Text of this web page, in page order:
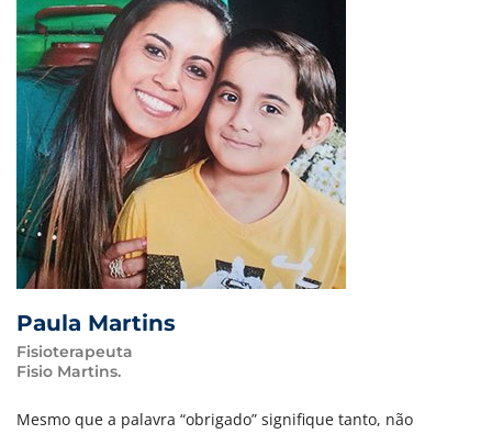
Paula Martins
Fisioterapeuta
Fisio Martins.
Mesmo que a palavra “obrigado” signifique tanto, não